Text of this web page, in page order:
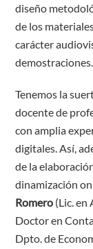
diseño
de los
carácter
Tenemos la
docente de
con amplia
digitales. Así,
de la
dinamización
Romero (Lic. en
Doctor en
Dpto. de